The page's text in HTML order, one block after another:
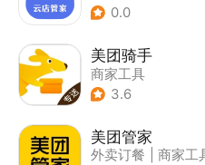
0.0
美团骑手
商家工具
3.6
美团管家
外卖订餐
商家工